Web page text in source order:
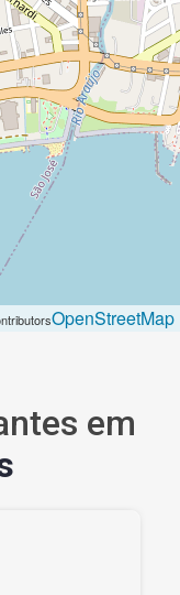
OpenStreetMap
em